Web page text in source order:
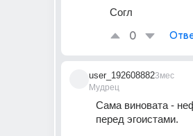
Согл
0
user_192608882
Мудрец
3мес
Сама виновата -
перед эгоистами.